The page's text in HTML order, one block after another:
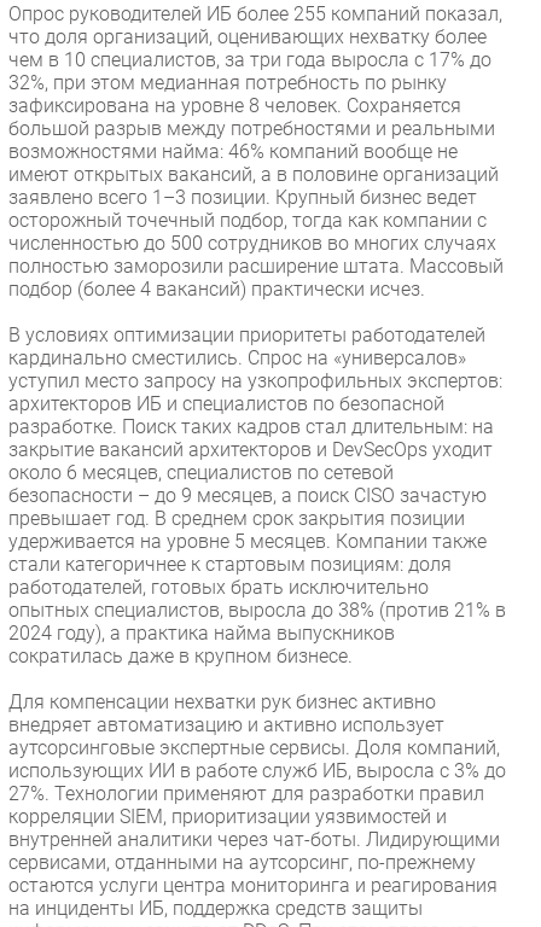
Тестовый стенд
Каталог компаний
Опрос руководителей ИБ более 255 компаний показал,
что доля организаций, оценивающих нехватку более
чем в 10 специалистов, за три года выросла с 17% до
32%, при этом медианная потребность по рынку
зафиксирована на уровне 8 человек. Сохраняется
большой разрыв между потребностями и реальными
возможностями найма: 46% компаний вообще не
имеют открытых вакансий, а в половине организаций
заявлено всего 1–3 позиции. Крупный бизнес ведет
осторожный точечный подбор, тогда как компании с
численностью до 500 сотрудников во многих случаях
полностью заморозили расширение штата. Массовый
подбор (более 4 вакансий) практически исчез.
В условиях оптимизации приоритеты работодателей
кардинально сместились. Спрос на «универсалов»
уступил место запросу на узкопрофильных экспертов:
архитекторов ИБ и специалистов по безопасной
разработке. Поиск таких кадров стал длительным: на
закрытие вакансий архитекторов и DevSecOps уходит
около 6 месяцев, специалистов по сетевой
безопасности – до 9 месяцев, а поиск CISO зачастую
превышает год. В среднем срок закрытия позиции
удерживается на уровне 5 месяцев. Компании также
стали категоричнее к стартовым позициям: доля
работодателей, готовых брать исключительно
опытных специалистов, выросла до 38% (против 21% в
2024 году), а практика найма выпускников
сократилась даже в крупном бизнесе.
Для компенсации нехватки рук бизнес активно
внедряет автоматизацию и активно использует
аутсорсинговые экспертные сервисы. Доля компаний,
использующих ИИ в работе служб ИБ, выросла с 3% до
27%. Технологии применяют для разработки правил
корреляции SIEM, приоритизации уязвимостей и
внутренней аналитики через чат-боты. Лидирующими
сервисами, отданными на аутсорсинг, по-прежнему
остаются услуги центра мониторинга и реагирования
на инциденты ИБ, поддержка средств защиты